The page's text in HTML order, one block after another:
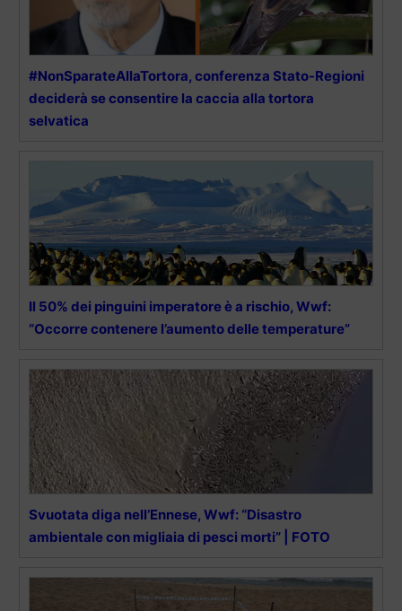
#NonSparateAllaTortora, conferenza Stato-Regioni
deciderà se consentire la caccia alla tortora
selvatica
Il 50% dei pinguini imperatore è a rischio, Wwf:
“Occorre contenere l’aumento delle temperature”
Svuotata diga nell’Ennese, Wwf: “Disastro
ambientale con migliaia di pesci morti” | FOTO